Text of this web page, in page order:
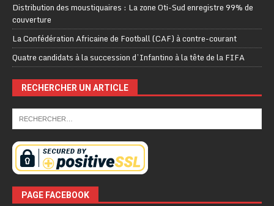
Distribution des moustiquaires : La zone Oti-Sud enregistre 99% de
couverture
La Confédération Africaine de Football (CAF) à contre-courant
Quatre candidats à la succession d’Infantino à la tête de la FIFA
RECHERCHER UN ARTICLE
PAGE FACEBOOK